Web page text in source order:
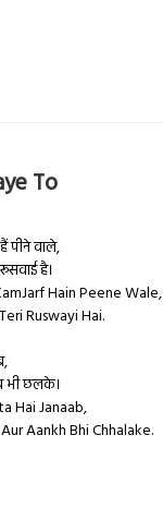
To
वाले,
है।
Hain Peene Wale,
Ruswayi Hai.
छलके।
Hai Janaab,
Aankh Bhi Chhalake.